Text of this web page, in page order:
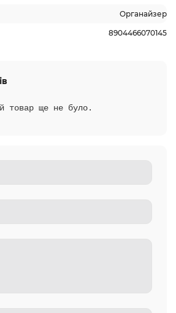
Органайзер
8904466070145
товар ще не було.